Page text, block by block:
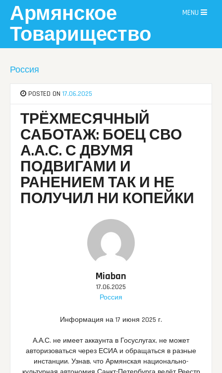
content
Армянское
Товарищество
MENU
Россия
POSTED ON17.06.2025
ТРЁХМЕСЯЧНЫЙ
САБОТАЖ: БОЕЦ СВО
А.А.С. С ДВУМЯ
ПОДВИГАМИ И
РАНЕНИЕМ ТАК И НЕ
ПОЛУЧИЛ НИ КОПЕЙКИ
Miaban
17.06.2025
Россия
Информация на 17 июня 2025 г.
А.А.С. не имеет аккаунта в Госуслугах, не может
авторизоваться через ЕСИА и обращаться в разные
инстанции. Узнав, что Армянская национально-